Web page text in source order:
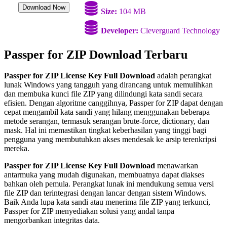
Download Now Size: 104 MB
Developer: Cleverguard Technology
Passper for ZIP Download Terbaru
Passper for ZIP License Key Full Download adalah perangkat
lunak Windows yang tangguh yang dirancang untuk memulihkan
dan membuka kunci file ZIP yang dilindungi kata sandi secara
efisien. Dengan algoritme canggihnya, Passper for ZIP dapat dengan
cepat mengambil kata sandi yang hilang menggunakan beberapa
metode serangan, termasuk serangan brute-force, dictionary, dan
mask. Hal ini memastikan tingkat keberhasilan yang tinggi bagi
pengguna yang membutuhkan akses mendesak ke arsip terenkripsi
mereka.
Passper for ZIP License Key Full Download menawarkan
antarmuka yang mudah digunakan, membuatnya dapat diakses
bahkan oleh pemula. Perangkat lunak ini mendukung semua versi
file ZIP dan terintegrasi dengan lancar dengan sistem Windows.
Baik Anda lupa kata sandi atau menerima file ZIP yang terkunci,
Passper for ZIP menyediakan solusi yang andal tanpa
mengorbankan integritas data.